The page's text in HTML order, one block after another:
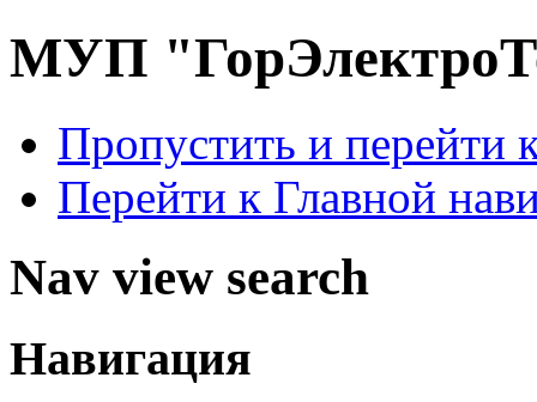
МУП
Пропустить и перейти
Перейти к Главной
Nav view search
Навигация